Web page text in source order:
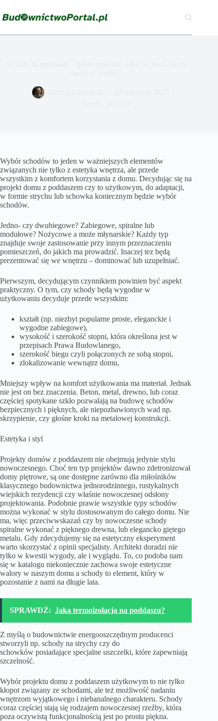
do
treści
Wybór schodów to jeden w ważniejszych elementów
związanych nie tylko z estetyka wnętrza, ale przede
wszystkim z komfortem korzystania z domu. Decydując się na
projekt domu z poddaszem czy to użytkowym, do adaptacji,
w formie strychu lub schowka koniecznym będzie wybór
schodów.
Jedno- czy dwubiegowe? Zabiegowe, spiralne lub
modułowe? Nożycowe a może młynarskie? Każdy typ
znajduje swoje zastosowanie przy innym przeznaczeniu
pomieszczeń, do jakich ma prowadzić. Inaczej tez będą
prezentować się we wnętrzu – dominować lub uzupełniać.
Pierwszym, decydującym czynnikiem powinien być aspekt
praktyczny. O tym, czy schody będą wygodne w
użytkowaniu decyduje przede wszystkim:
kształt (np. niezbyt popularne proste, eleganckie i
wygodne zabiegowe),
wysokość i szerokość stopni, która określona jest w
przepisach Prawa Budowlanego,
szerokość biegu czyli połączonych ze sobą stopni,
zlokalizowanie wewnątrz domu,
Mniejszy wpływ na komfort użytkowania ma materiał. Jednak
nie jest on bez znaczenia. Beton, metal, drewno, lub coraz
częściej spotykane szkło pozwalają na budowę schodów
bezpiecznych i pięknych, ale niepozbawionych wad np.
skrzypienie, czy głośne kroki na metalowej konstrukcji.
Estetyka i styl
Projekty domów z poddaszem nie obejmują jedynie stylu
nowoczesnego. Choć ten typ projektów dawno zdetronizował
domy piętrowe, są one dostępne zarówno dla miłośników
klasycznego budownictwa jednorodzinnego, rustykalnych
wiejskich rezydencji czy właśnie nowoczesnej odsłony
projektowania. Podobnie prawie wszystkie typy schodów
można wykonać w stylu dostosowanym do całego domu. Nie
ma, więc przeciwwskazań czy by nowoczesne schody
spiralne wykonać z pięknego drewna, lub elegancko giętego
metalu. Gdy zdecydujemy się na estetyczny eksperyment
warto skorzystać z opinii specjalisty. Architekt doradzi nie
tylko w kwestii wygody, ale i wyglądu. To, co podoba nam
się w katalogu niekoniecznie zachowa swoje estetyczne
walory w naszym domu a schody to element, który w
pozostanie z nami na długie lata.
SPRAWDŹ: Jaka termoizolacja na poddaszu?
Z myślą o budownictwie energooszczędnym producenci
stworzyli np. schody na strychy czy do
schowków posiadające specjalne uszczelki, które zapewniają
szczelność.
Wybór projektu domu z poddaszem użytkowym to nie tylko
kłopot związany ze schodami, ale też możliwość nadaniu
wnętrzom wyjątkowego i niebanalnego charakteru. Schody
coraz częściej stają się rodzajem nowoczesnej rzeźby, która
poza oczywistą funkcjonalnością jest po prostu piękna.